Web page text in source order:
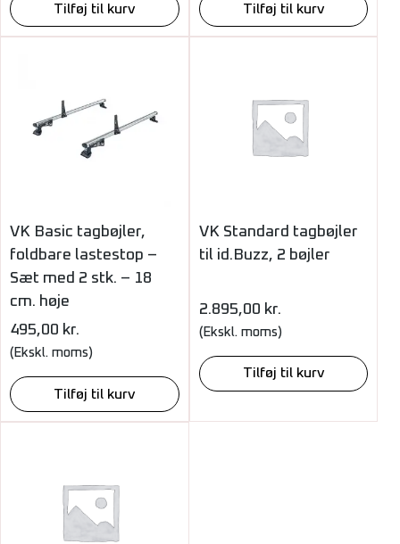
Tilføj til kurv Tilføj til kurv
VK Basic tagbøjler,
foldbare lastestop –
Sæt med 2 stk. – 18
cm. høje
495,00 kr.
(Ekskl. moms)
Tilføj til kurv
VK Standard tagbøjler
til id.Buzz, 2 bøjler
2.895,00 kr.
(Ekskl. moms)
Tilføj til kurv